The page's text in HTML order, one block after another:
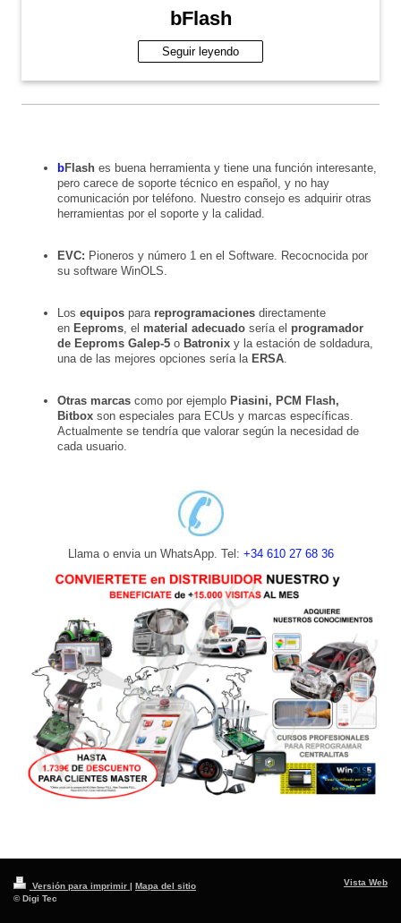
bFlash
Seguir leyendo
bFlash es buena herramienta y tiene una función interesante,
pero carece de soporte técnico en español, y no hay
comunicación por teléfono. Nuestro consejo es adquirir otras
herramientas por el soporte y la calidad.
EVC: Pioneros y número 1 en el Software. Recocnocida por
su software WinOLS.
Los equipos para reprogramaciones directamente
en Eeproms, el material adecuado sería el programador
de Eeproms Galep-5 o Batronix y la estación de soldadura,
una de las mejores opciones sería la ERSA.
Otras marcas como por ejemplo Piasini, PCM Flash,
Bitbox son especiales para ECUs y marcas específicas.
Actualmente se tendría que valorar según la necesidad de
cada usuario.
Llama o envia un WhatsApp. Tel: +34 610 27 68 36
Versión para imprimir | Mapa del sitio
© Digi Tec
Vista Web